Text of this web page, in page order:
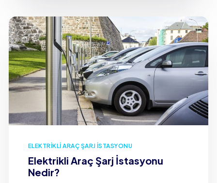
ELEKTRIKLI ARAÇ ŞARJ İSTASYONU
Elektrikli Araç Şarj İstasyonu
Nedir?